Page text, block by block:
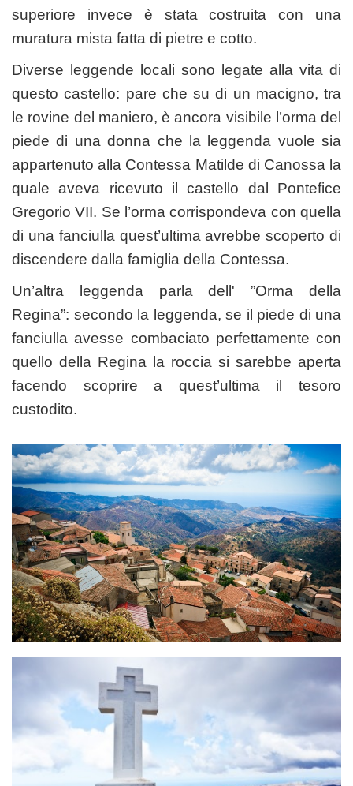
superiore invece è stata costruita con una
muratura mista fatta di pietre e cotto.
Diverse leggende locali sono legate alla vita di
questo castello: pare che su di un macigno, tra
le rovine del maniero, è ancora visibile l’orma del
piede di una donna che la leggenda vuole sia
appartenuto alla Contessa Matilde di Canossa la
quale aveva ricevuto il castello dal Pontefice
Gregorio VII. Se l’orma corrispondeva con quella
di una fanciulla quest’ultima avrebbe scoperto di
discendere dalla famiglia della Contessa.
Un’altra leggenda parla dell' ”Orma della
Regina”: secondo la leggenda, se il piede di una
fanciulla avesse combaciato perfettamente con
quello della Regina la roccia si sarebbe aperta
facendo scoprire a quest’ultima il tesoro
custodito.